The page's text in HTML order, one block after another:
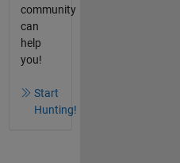
community
can
help
you!
Start
Hunting!